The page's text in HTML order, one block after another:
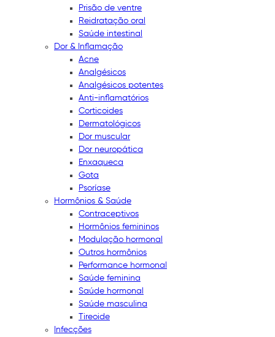
Prisão de ventre
Reidratação oral
Saúde intestinal
Dor & Inflamação
Acne
Analgésicos
Analgésicos potentes
Anti-inflamatórios
Corticoides
Dermatológicos
Dor muscular
Dor neuropática
Enxaqueca
Gota
Psoríase
Hormônios & Saúde
Contraceptivos
Hormônios femininos
Modulação hormonal
Outros hormônios
Performance hormonal
Saúde feminina
Saúde hormonal
Saúde masculina
Tireoide
Infecções